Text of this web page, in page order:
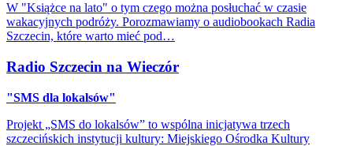
W "Książce na lato" o tym czego można posłuchać w czasie
wakacyjnych podróży. Porozmawiamy o audiobookach Radia
Szczecin, które warto mieć pod…
Radio Szczecin na Wieczór
"SMS dla lokalsów"
Projekt „SMS do lokalsów” to wspólna inicjatywa trzech
szczecińskich instytucji kultury: Miejskiego Ośrodka Kultury